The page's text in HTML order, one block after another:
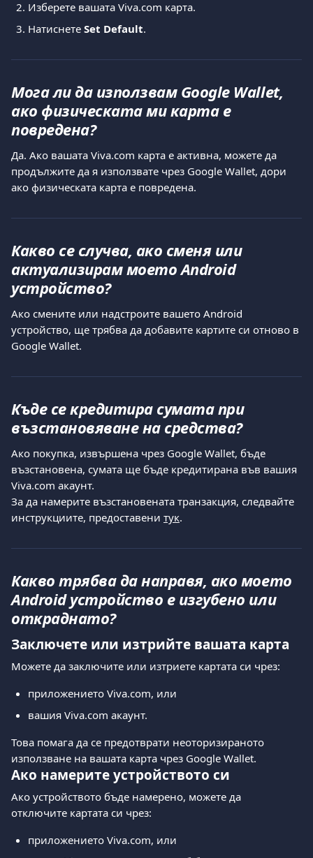
Изберете вашата Viva.com карта.
Натиснете Set Default.
Мога ли да използвам Google Wallet,
ако физическата ми карта е
повредена?
Да. Ако вашата Viva.com карта е активна, можете да
продължите да я използвате чрез Google Wallet, дори
ако физическата карта е повредена.
Какво се случва, ако сменя или
актуализирам моето Android
устройство?
Ако смените или надстроите вашето Android
устройство, ще трябва да добавите картите си отново в
Google Wallet.
Къде се кредитира сумата при
възстановяване на средства?
Ако покупка, извършена чрез Google Wallet, бъде
възстановена, сумата ще бъде кредитирана във вашия
Viva.com акаунт.
За да намерите възстановената транзакция, следвайте
инструкциите, предоставени тук.
Какво трябва да направя, ако моето
Android устройство е изгубено или
откраднато?
Заключете или изтрийте вашата карта
Можете да заключите или изтриете картата си чрез:
приложението Viva.com, или
вашия Viva.com акаунт.
Това помага да се предотврати неоторизираното
използване на вашата карта чрез Google Wallet.
Ако намерите устройството си
Ако устройството бъде намерено, можете да
отключите картата си чрез:
приложението Viva.com, или